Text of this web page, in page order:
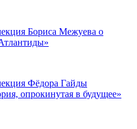
Бориса Межуева о
Фёдора Гайды
опрокинутая в будущее»